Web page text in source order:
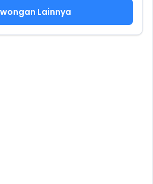
Lainnya